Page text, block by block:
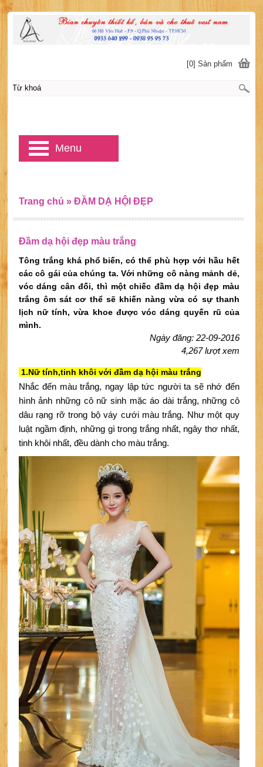
Đầm dạ hội đẹp màu trắng
Tông trắng khá phổ biến, có thể phù hợp với hầu hết
các cô gái của chúng ta. Với những cô nàng mảnh dẻ,
vóc dáng cân đối, thì một chiếc đầm dạ hội đẹp màu
trắng ôm sát cơ thể sẽ khiến nàng vừa có sự thanh
lịch nữ tính, vừa khoe được vóc dáng quyến rũ của
mình.
Ngày đăng: 22-09-2016
4,267 lượt xem
1.Nữ tính,tinh khôi với đầm dạ hội màu trắng
Nhắc đến màu trắng, ngay lập tức người ta sẽ nhớ đến
hình ảnh những cô nữ sinh mặc áo dài trắng, những cô
dâu rạng rỡ trong bộ váy cưới màu trắng. Như một quy
luật ngầm định, những gì trong trắng nhất, ngây thơ nhất,
tinh khôi nhất, đều dành cho màu trắng.
Trang chủ » ĐẦM DẠ HỘI ĐẸP
[0] Sản phẩm
Menu